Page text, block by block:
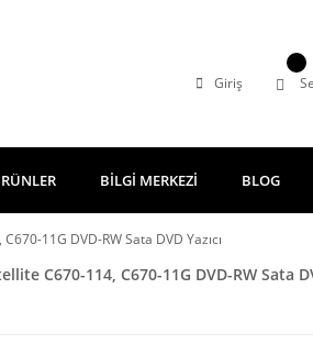
Giriş
BİLGİ MERKEZİ BLOG
11G DVD-RW Sata DVD Yazıcı
C670-114, C670-11G DVD-RW Sata